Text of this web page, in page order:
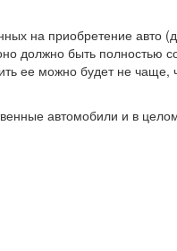
на приобретение авто
должно быть полностью
ее можно будет не чаще,
автомобили и в